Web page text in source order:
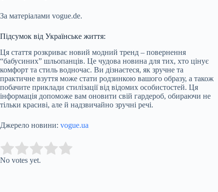
За матеріалами vogue.de.
Підсумок від Українське життя:
Ця стаття розкриває новий модний тренд – повернення
“бабусиних” шльопанців. Це чудова новина для тих, хто цінує
комфорт та стиль водночас. Ви дізнаєтеся, як зручне та
практичне взуття може стати родзинкою вашого образу, а також
побачите приклади стилізації від відомих особистостей. Ця
інформація допоможе вам оновити свій гардероб, обираючи не
тільки красиві, але й надзвичайно зручні речі.
Джерело новини: vogue.ua
Rate this item:
No votes yet.